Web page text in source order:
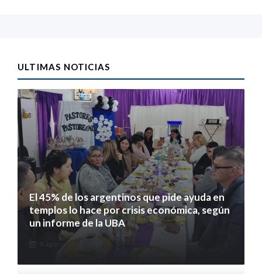
ULTIMAS NOTICIAS
El 45% de los argentinos que pide ayuda en
templos lo hace por crisis económica, según
un informe de la UBA
8 agosto 2026